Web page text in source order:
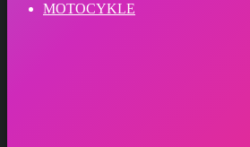
MOTOCYKLE